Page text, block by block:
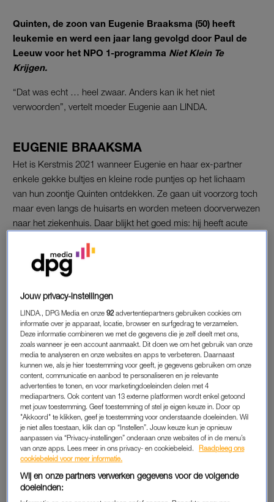
Quinten, de zoon van Eugenie Braaksma (50) heeft
leukemie en werd een jaar lang gevolgd door Paul de
Leeuw voor het NPO 1-programma Niet Klein Te
Krijgen.
“Dat was echt … heel zwaar. Anders kan ik het niet
verwoorden”, vertelt moeder Eugenie aan LINDA.
EUGENIE BRAAKSMA
Het is Kerstmis 2021 wanneer Eugenie en haar ex-partner
enkele gekke bultjes en kleine rode puntjes op het lichaam
van hun zoontje Quinten ontdekken. Ze gaan uit voorzorg toch
maar even langs de huisarts en worden meteen doorverwezen
naar het ziekenhuis. Daar blijkt het goed mis: hij heeft acute
overlevingsstand. Het zou goed komen. Na weken sijpelde het
slechte nieuws pas echt binnen.”
Wat de hele situatie, waar mogelijk, nog moeilijker maakt voor
Eugenie, Quinten en haar twee dochters, is dat ze op dat
moment in scheiding ligt. “We waren al uit elkaar toen we het
nieuws kregen. We moesten het huis verkopen en woonden
apart. Gelukkig konden we functioneel met elkaar overweg,
maar ideaal was het niet.”
Nancy (36) verloor haar Dani (3)
aan leukemie: 'Zijn hele lijfje
zat vol'
Jouw privacy-instellingen
LINDA., DPG Media en onze92 advertentiepartners gebruiken cookies om
informatie over je apparaat, locatie, browser en surfgedrag te verzamelen.
Deze informatie combineren we met de gegevens die je zelf deelt met ons,
zoals wanneer je een account aanmaakt. Dit doen we om het gebruik van onze
media te analyseren en onze websites en apps te verbeteren. Daarnaast
kunnen we, als je hier toestemming voor geeft, je gegevens gebruiken om onze
content, communicatie en aanbod te personaliseren en je relevante
advertenties te tonen, en voor marketingdoeleinden delen met 4
mediapartners. Ook content van 13 externe platformen wordt enkel getoond
met jouw toestemming. Geef toestemming of stel je eigen keuze in. Door op
"Akkoord" te klikken, geef je toestemming voor onderstaande doeleinden. Wil
je niet alles toestaan, klik dan op “Instellen”. Jouw keuze kun je opnieuw
aanpassen via “Privacy-instellingen” onderaan onze websites of in de menu’s
van onze apps. Lees meer in ons privacy- en cookiebeleid.
Raadpleeg ons
cookiebeleid voor meer informatie.
Wij en onze partners verwerken gegevens voor de volgende
doeleinden: